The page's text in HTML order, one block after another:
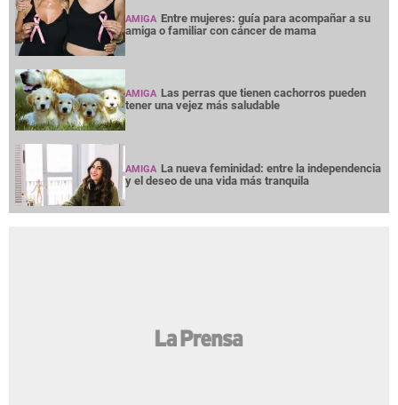
AMIGA Entre mujeres: guía para acompañar a su
amiga o familiar con cáncer de mama
AMIGA Las perras que tienen cachorros pueden
tener una vejez más saludable
AMIGA La nueva feminidad: entre la independencia
y el deseo de una vida más tranquila